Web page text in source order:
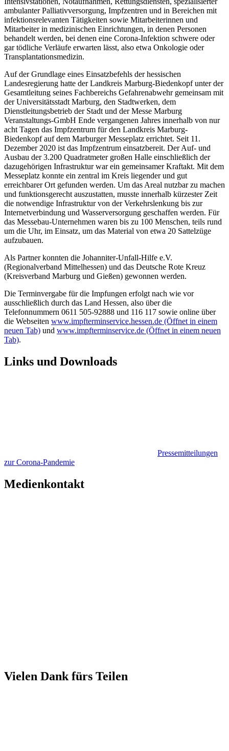
ambulanter Palliativversorgung, Impfzentren und in Bereichen mit
infektionsrelevanten Tätigkeiten sowie Mitarbeiterinnen und
Mitarbeiter in medizinischen Einrichtungen, in denen Personen
behandelt werden, bei denen eine Corona-Infektion schwere oder
gar tödliche Verläufe erwarten lässt, also etwa Onkologie oder
Transplantationsmedizin.
Auf der Grundlage eines Einsatzbefehls der hessischen
Landesregierung hatte der Landkreis Marburg-Biedenkopf unter der
Gesamtleitung seines Fachbereichs Gefahrenabwehr gemeinsam mit
der Universitätsstadt Marburg, den Stadtwerken, dem
Dienstleitungsbetrieb der Stadt und der Messe Marburg
Veranstaltungs-GmbH Ende vergangenen Jahres innerhalb von nur
acht Tagen das Impfzentrum für den Landkreis Marburg-
Biedenkopf auf dem Marburger Messeplatz errichtet. Seit 11.
Dezember 2020 ist das Impfzentrum einsatzbereit. Der Auf- und
Ausbau der 3.200 Quadratmeter großen Halle einschließlich der
dazugehörigen Infrastruktur war ein gemeinsamer Kraftakt. Mit dem
Messeplatz konnte ein zentral im Kreis liegender und gut
erreichbarer Ort gefunden werden. Um das Areal nutzbar zu machen
und funktionsgerecht auszustatten, musste innerhalb kürzester Zeit
die notwendige Infrastruktur von der Verkehrslenkung bis zur
Internetverbindung und Wasserversorgung geschaffen werden. Für
das Messebau-Unternehmen waren bis zu 100 Menschen, teils rund
um die Uhr, im Einsatz, um das Material von etwa 20 Sattelzüge
aufzubauen.
Als Partner konnten die Johanniter-Unfall-Hilfe e.V.
(Regionalverband Mittelhessen) und das Deutsche Rote Kreuz
(Kreisverband Marburg und Gießen) gewonnen werden.
Die Terminvergabe für die Impfungen erfolgt nach wie vor
ausschließlich durch das Land Hessen, also über die
Telefonnummern 0611 505-92888 und 116 117 sowie online über
die Webseiten www.impfterminservice.hessen.de (Öffnet in einem
neuen Tab) und www.impfterminservice.de (Öffnet in einem neuen
Tab).
Links und Downloads
Pressemitteilungen
zur Corona-Pandemie
Medienkontakt
Vielen Dank fürs Teilen